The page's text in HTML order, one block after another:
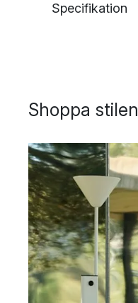
Specifikation
Shoppa stilen